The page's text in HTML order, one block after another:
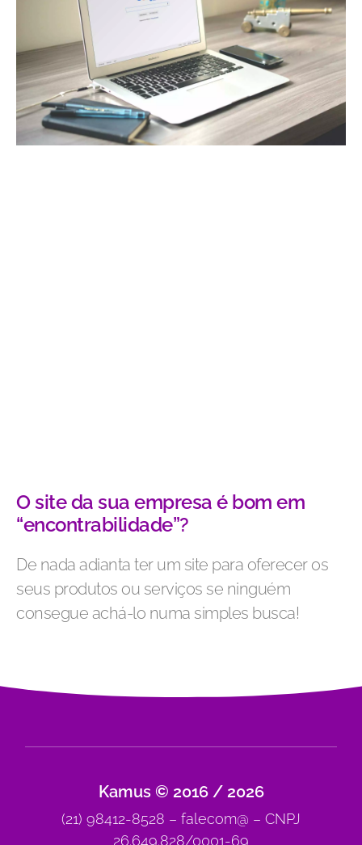
O site da sua empresa é bom em
“encontrabilidade”?
De nada adianta ter um site para oferecer os
seus produtos ou serviços se ninguém
consegue achá-lo numa simples busca!
Kamus © 2016 / 2026
(21) 98412-8528 – falecom@ – CNPJ
26.649.828/0001-69